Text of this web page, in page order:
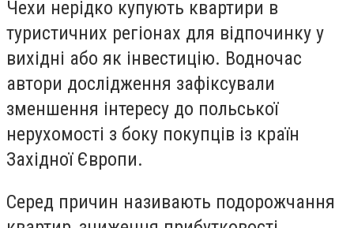
Чехи нерідко купують квартири в
туристичних регіонах для відпочинку у
вихідні або як інвестицію. Водночас
автори дослідження зафіксували
зменшення інтересу до польської
нерухомості з боку покупців із країн
Західної Європи.
Серед причин називають подорожчання